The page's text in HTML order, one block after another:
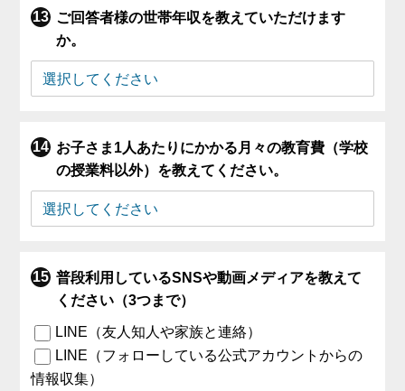
ご回答者様の世帯年収を教えていただけます
か。
お子さま1人あたりにかかる月々の教育費（学校
の授業料以外）を教えてください。
普段利用しているSNSや動画メディアを教えて
ください（3つまで）
LINE（友人知人や家族と連絡）
LINE（フォローしている公式アカウントからの
情報収集）